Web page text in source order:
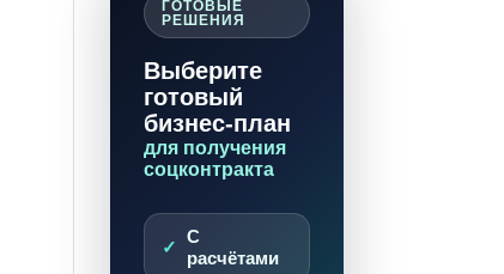
ГОТОВЫЕ
РЕШЕНИЯ
Выберите
готовый
бизнес-план
для получения
соцконтракта
С
расчётами